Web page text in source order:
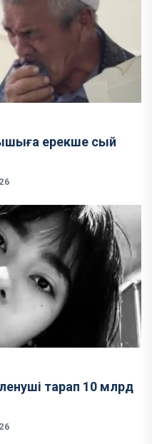
ерекше сый
тарап 10 млрд